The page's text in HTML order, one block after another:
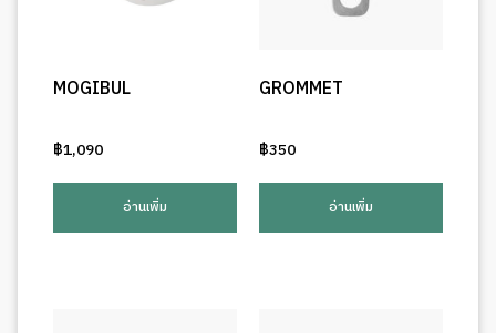
MOGIBUL
฿1,090
อ่านเพิ่ม
GROMMET
฿350
อ่านเพิ่ม